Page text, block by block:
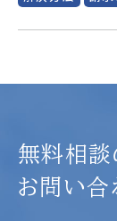
無料相談
お問い合